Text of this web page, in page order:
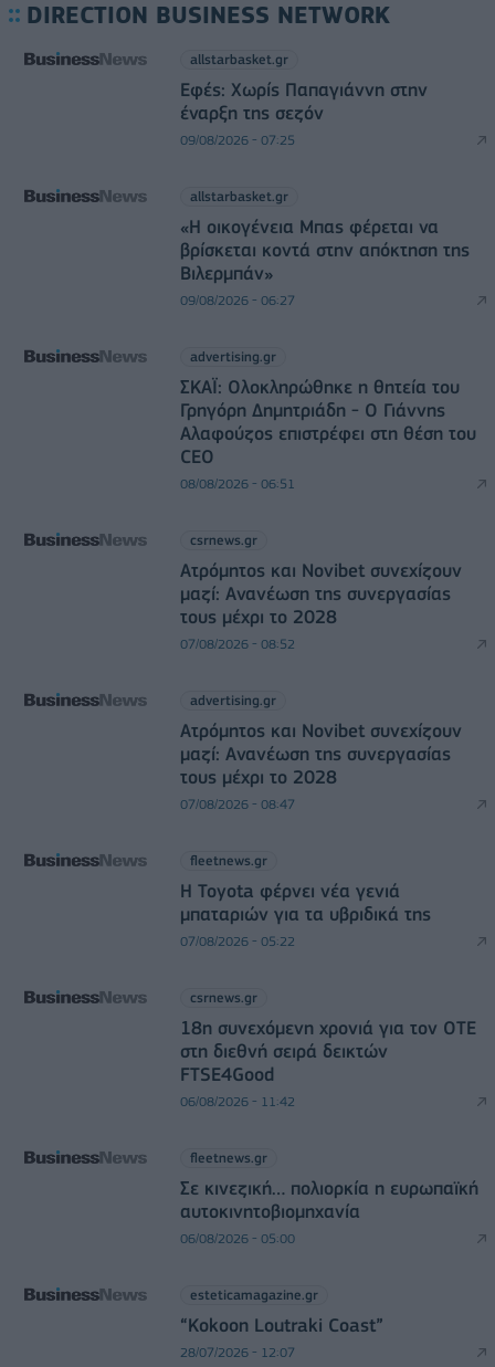
DIRECTION BUSINESS NETWORK
allstarbasket.gr
Εφές: Χωρίς Παπαγιάννη στην
έναρξη της σεζόν
09/08/2026 - 07:25
allstarbasket.gr
«Η οικογένεια Μπας φέρεται να
βρίσκεται κοντά στην απόκτηση της
Βιλερμπάν»
09/08/2026 - 06:27
advertising.gr
ΣΚΑΪ: Ολοκληρώθηκε η θητεία του
Γρηγόρη Δημητριάδη - Ο Γιάννης
Αλαφούζος επιστρέφει στη θέση του
CEO
08/08/2026 - 06:51
csrnews.gr
Ατρόμητος και Novibet συνεχίζουν
μαζί: Ανανέωση της συνεργασίας
τους μέχρι το 2028
07/08/2026 - 08:52
advertising.gr
Ατρόμητος και Novibet συνεχίζουν
μαζί: Ανανέωση της συνεργασίας
τους μέχρι το 2028
07/08/2026 - 08:47
fleetnews.gr
Η Toyota φέρνει νέα γενιά
μπαταριών για τα υβριδικά της
07/08/2026 - 05:22
csrnews.gr
18η συνεχόμενη χρονιά για τον ΟΤΕ
στη διεθνή σειρά δεικτών
FTSE4Good
06/08/2026 - 11:42
fleetnews.gr
Σε κινεζική… πολιορκία η ευρωπαϊκή
αυτοκινητοβιομηχανία
06/08/2026 - 05:00
esteticamagazine.gr
“Kokoon Loutraki Coast”
28/07/2026 - 12:07